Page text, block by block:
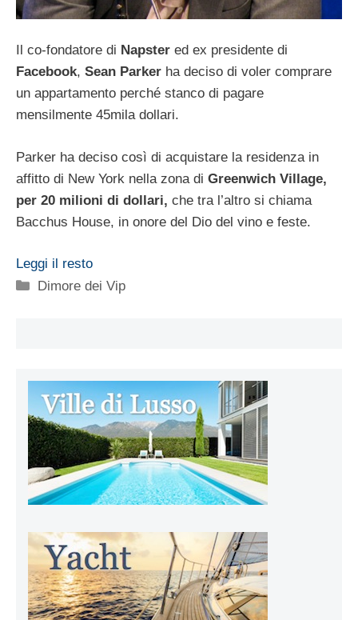
Il co-fondatore di Napster ed ex presidente di
Facebook, Sean Parker ha deciso di voler comprare
un appartamento perché stanco di pagare
mensilmente 45mila dollari.
Parker ha deciso così di acquistare la residenza in
affitto di New York nella zona di Greenwich Village,
per 20 milioni di dollari, che tra l’altro si chiama
Bacchus House, in onore del Dio del vino e feste.
Leggi il resto
Categorie
Dimore dei Vip